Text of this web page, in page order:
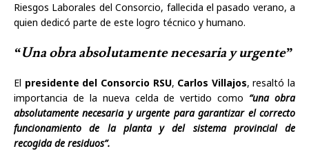
Riesgos Laborales del Consorcio, fallecida el pasado verano, a
quien dedicó parte de este logro técnico y humano.
“Una obra absolutamente necesaria y urgente”
El presidente del Consorcio RSU, Carlos Villajos, resaltó la
importancia de la nueva celda de vertido como “una obra
absolutamente necesaria y urgente para garantizar el correcto
funcionamiento de la planta y del sistema provincial de
recogida de residuos”.